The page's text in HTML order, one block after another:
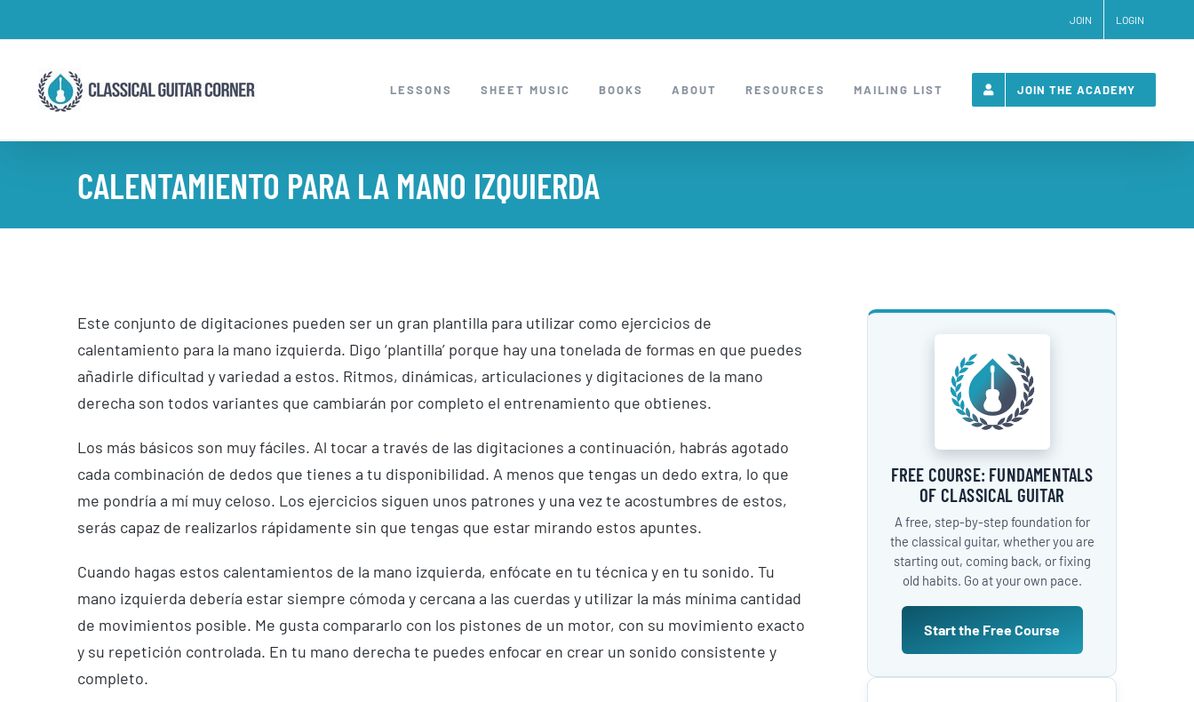
to
JOIN LOGIN
LESSONS SHEET MUSIC BOOKS ABOUT RESOURCES MAILING LIST JOIN THE ACADEMY
CALENTAMIENTO PARA LA MANO IZQUIERDA
Este conjunto de digitaciones pueden ser un gran plantilla para utilizar como ejercicios de
calentamiento para la mano izquierda. Digo ‘plantilla’ porque hay una tonelada de formas en que puedes
añadirle dificultad y variedad a estos. Ritmos, dinámicas, articulaciones y digitaciones de la mano
derecha son todos variantes que cambiarán por completo el entrenamiento que obtienes.
Los más básicos son muy fáciles. Al tocar a través de las digitaciones a continuación, habrás agotado
cada combinación de dedos que tienes a tu disponibilidad. A menos que tengas un dedo extra, lo que
me pondría a mí muy celoso. Los ejercicios siguen unos patrones y una vez te acostumbres de estos,
serás capaz de realizarlos rápidamente sin que tengas que estar mirando estos apuntes.
Cuando hagas estos calentamientos de la mano izquierda, enfócate en tu técnica y en tu sonido. Tu
mano izquierda debería estar siempre cómoda y cercana a las cuerdas y utilizar la más mínima cantidad
de movimientos posible. Me gusta compararlo con los pistones de un motor, con su movimiento exacto
y su repetición controlada. En tu mano derecha te puedes enfocar en crear un sonido consistente y
completo.
FREE COURSE: FUNDAMENTALS
OF CLASSICAL GUITAR
A free, step-by-step foundation for
the classical guitar, whether you are
starting out, coming back, or fixing
old habits. Go at your own pace.
Start the Free Course